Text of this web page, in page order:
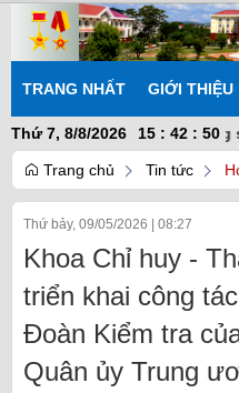
TRANG NHẤT GIỚI THIỆU
Thứ 7, 8/8/2026
15 : 42 : 50
nhất trí - Chủ động sáng
Trang chủ Tin tức
Thứ bảy, 09/05/2026 08:27
Khoa Chỉ huy -
triển khai công
Đoàn Kiểm tra
Quân ủy Trung